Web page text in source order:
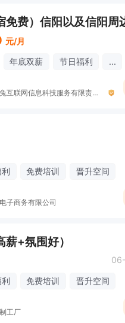
免费）信阳以及信阳周
元/月
年底双薪 节日福利 ...
信阳市尘小兔互联网信息科技服务有限责任公司
免费培训 晋升空间
子商务有限公司
+氛围好）
免费培训 晋升空间
工厂